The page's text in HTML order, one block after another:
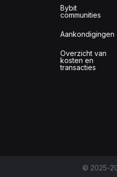
Bybit
communities
Aankondigingen
Overzicht van
kosten en
transacties
© 2025-